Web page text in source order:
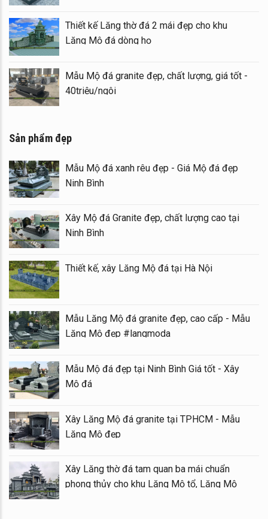
Thiết kế Lăng thờ đá 2 mái đẹp cho khu
Lăng Mộ đá dòng họ
Mẫu Mộ đá granite đẹp, chất lượng, giá tốt -
40triệu/ngôi
Sản phẩm đẹp
Mẫu Mộ đá xanh rêu đẹp - Giá Mộ đá đẹp
Ninh Bình
Xây Mộ đá Granite đẹp, chất lượng cao tại
Ninh Bình
Thiết kế, xây Lăng Mộ đá tại Hà Nội
Mẫu Lăng Mộ đá granite đẹp, cao cấp - Mẫu
Lăng Mộ đẹp #langmoda
Mẫu Mộ đá đẹp tại Ninh Bình Giá tốt - Xây
Mộ đá
Xây Lăng Mộ đá granite tại TPHCM - Mẫu
Lăng Mộ đẹp
Xây Lăng thờ đá tam quan ba mái chuẩn
phong thủy cho khu Lăng Mộ tổ, Lăng Mộ